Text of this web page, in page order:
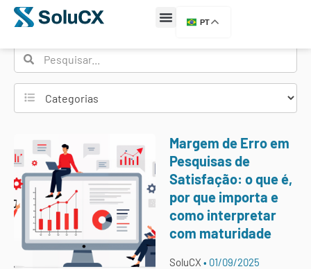
PT
Etiqueta: Calculadora
Margem de Erro em
Pesquisas de
Satisfação: o que é,
por que importa e
como interpretar
com maturidade
SoluCX 01/09/2025